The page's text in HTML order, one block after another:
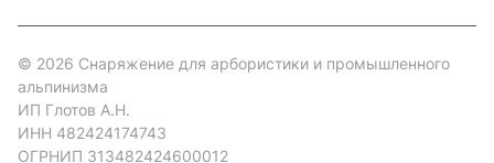
© 2026 Снаряжение для арбористики и промышленного
альпинизма
ИП Глотов А.Н.
ИНН 482424174743
ОГРНИП 313482424600012